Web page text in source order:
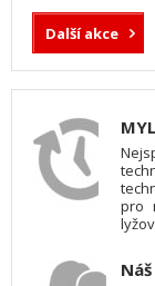
Další akce
pro